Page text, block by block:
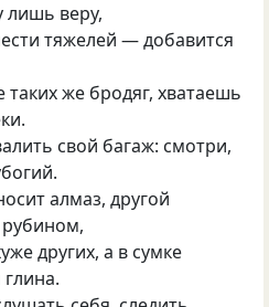
лишь веру,
тяжелей — добавится
же бродяг, хватаешь
свой багаж: смотри,
алмаз, другой
рубином,
других, а в сумке